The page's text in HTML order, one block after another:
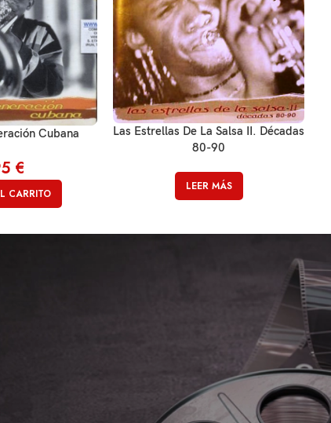
Cubana
€
CARRITO
Las Estrellas De La Salsa II. Décadas
80-90
LEER MÁS